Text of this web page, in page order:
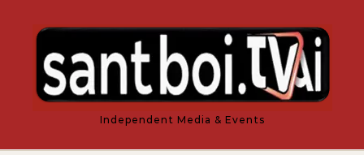
Independent Media & Events